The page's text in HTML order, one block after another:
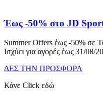
Έως -50% στο JD
Summer Offers έως -50% σε
Ισχύει για αγορές έως 31/08/
ΔΕΣ ΤΗΝ ΠΡΟΣΦΟΡΑ
Κάνε Click εδώ